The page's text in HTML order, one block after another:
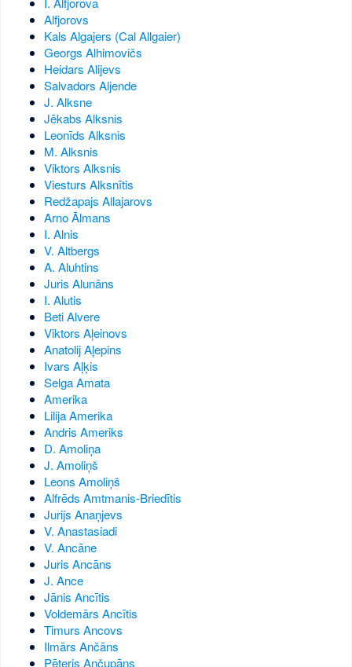
Alfjorovs
Kals Algajers (Cal Allgaier)
Georgs Alhimovičs
Heidars Alijevs
Salvadors Aljende
J. Alksne
Jēkabs Alksnis
Leonīds Alksnis
M. Alksnis
Viktors Alksnis
Viesturs Alksnītis
Redžapajs Allajarovs
Arno Ālmans
I. Alnis
V. Altbergs
A. Aluhtins
Juris Alunāns
I. Alutis
Beti Alvere
Viktors Aļeinovs
Anatolij Aļepins
Ivars Aļķis
Selga Amata
Amerika
Lilija Amerika
Andris Ameriks
D. Amoliņa
J. Amoliņš
Leons Amoliņš
Alfrēds Amtmanis-Briedītis
Jurijs Anaņjevs
V. Anastasiadi
V. Ancāne
Juris Ancāns
J. Ance
Jānis Ancītis
Voldemārs Ancītis
Timurs Ancovs
Ilmārs Ančāns
Pēteris Ančupāns